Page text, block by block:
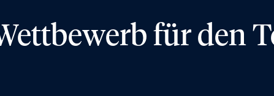
für den